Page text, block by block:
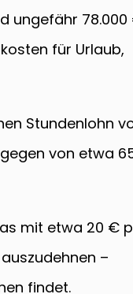
ungefähr 78.000
für Urlaub,
Stundenlohn
von etwa
mit etwa 20 €
–
findet.